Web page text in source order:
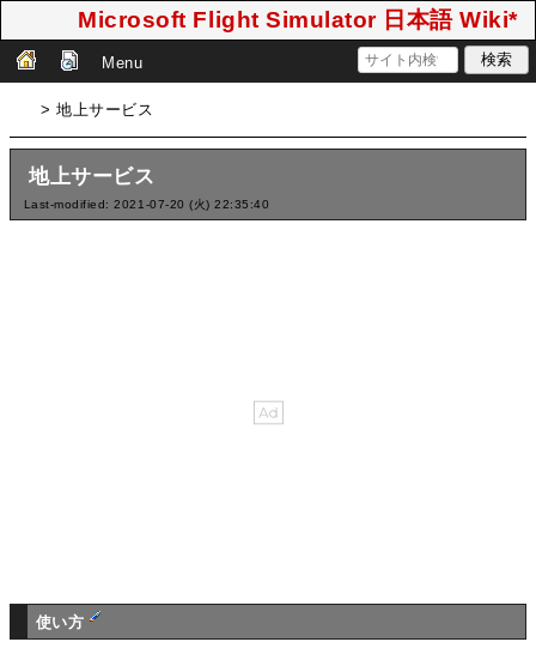
Microsoft Flight Simulator 日本語 Wiki*
Menu
> 地上サービス
地上サービス
Last-modified: 2021-07-20 (火) 22:35:40
使い方